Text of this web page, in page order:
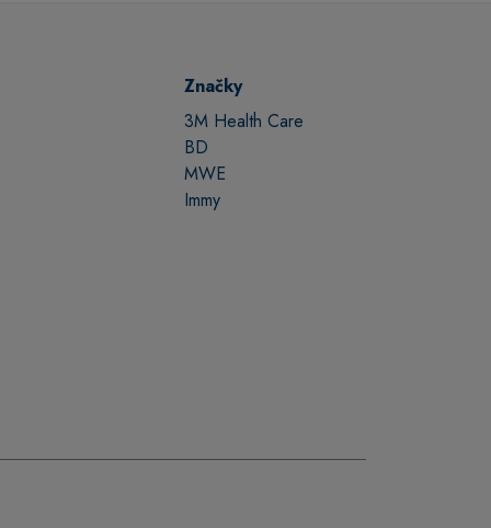
Značky
3M Health Care
BD
MWE
Immy